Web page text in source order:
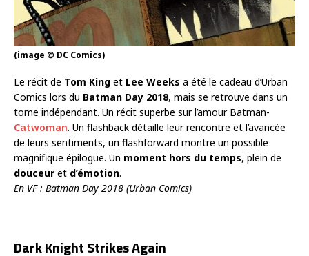
(image © DC Comics)
Le récit de Tom King et Lee Weeks a été le cadeau d’Urban
Comics lors du Batman Day 2018, mais se retrouve dans un
tome indépendant. Un récit superbe sur l’amour Batman-
Catwoman. Un flashback détaille leur rencontre et l’avancée
de leurs sentiments, un flashforward montre un possible
magnifique épilogue. Un moment hors du temps, plein de
douceur et d’émotion.
En VF : Batman Day 2018 (Urban Comics)
Dark Knight Strikes Again